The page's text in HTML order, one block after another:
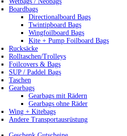
Boardbags
Directionalboard Bags
Twintipboard Bags
Wingfoilboard Bags
Kite + Pump Foilboard Bags
Rucksäcke
Rolltaschen/Trolleys
Foilcovers & Bags
SUP / Paddel Bags
Taschen
Gearbags
Gearbags mit Rädern
Gearbags ohne Räder
Wing + Kitebags
Andere Transportausrüstung